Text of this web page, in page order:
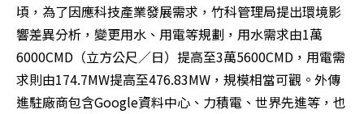
頃，為了因應科技產業發展需求，竹科管理局提出環境影
響差異分析，變更用水、用電等規劃，用水需求由1萬
6000CMD（立方公尺／日）提高至3萬5600CMD，用電需
求則由174.7MW提高至476.83MW，規模相當可觀。外傳
進駐廠商包含Google資料中心、力積電、世界先進等，也